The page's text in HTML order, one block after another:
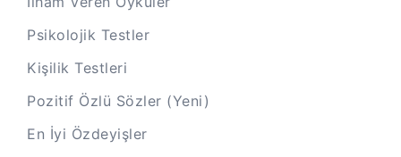
Psikolojik Testler
Kişilik Testleri
Pozitif Özlü Sözler (Yeni)
En İyi Özdeyişler